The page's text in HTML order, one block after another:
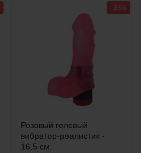
Розовый гелевый
вибратор-реалистик -
16,5 см.
−23%